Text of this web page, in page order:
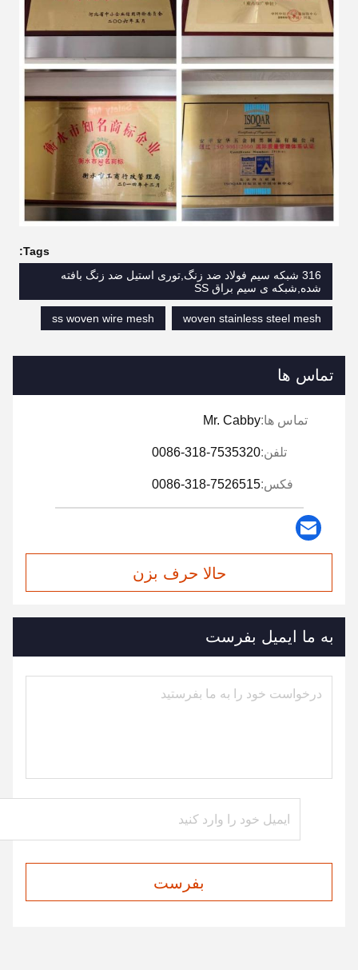
Tags:
316 شبکه سیم فولاد ضد زنگ,توری استیل ضد زنگ بافته
شده,شبکه ی سیم براق SS
woven stainless steel mesh
ss woven wire mesh
تماس ها
تماس ها:Mr. Cabby
تلفن:0086-318-7535320
فکس:0086-318-7526515
حالا حرف بزن
به ما ایمیل بفرست
بفرست